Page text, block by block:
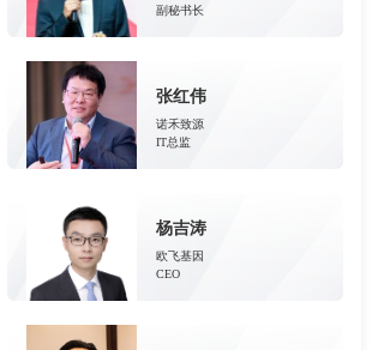
副秘书长
张红伟
诺禾致源
IT总监
杨吉涛
欧飞基因
CEO